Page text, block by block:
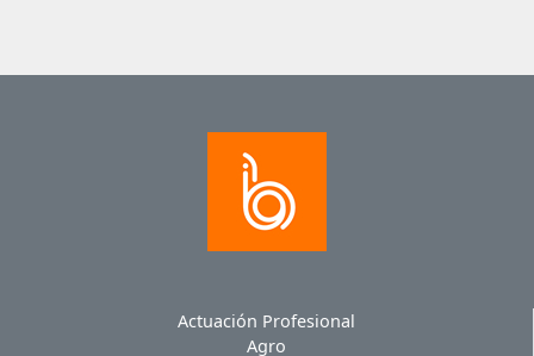
Actuación Profesional
Agro